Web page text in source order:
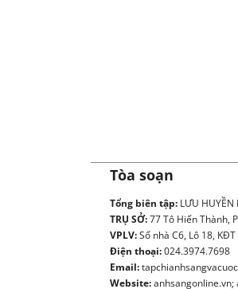
Tòa soạn
Tổng biên tập: LƯU HUYỀN
TRỤ SỞ:77 Tô Hiến Thành,
VPLV:Số nhà C6, Lô 18,
Điện thoại:024.3974.7698
Email:
Website:anhsangonline.vn;